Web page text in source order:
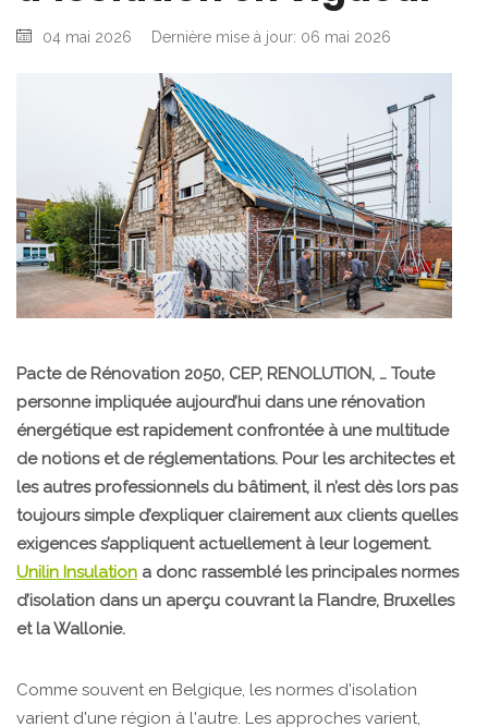
04 mai 2026 Dernière mise à jour: 06 mai 2026
Pacte de Rénovation 2050, CEP, RENOLUTION, … Toute
personne impliquée aujourd’hui dans une rénovation
énergétique est rapidement confrontée à une multitude
de notions et de réglementations. Pour les architectes et
les autres professionnels du bâtiment, il n’est dès lors pas
toujours simple d’expliquer clairement aux clients quelles
exigences s’appliquent actuellement à leur logement.
Unilin Insulation a donc rassemblé les principales normes
d’isolation dans un aperçu couvrant la Flandre, Bruxelles
et la Wallonie.
Comme souvent en Belgique, les normes d'isolation
varient d'une région à l'autre. Les approches varient,